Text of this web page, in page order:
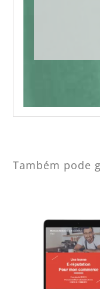
Também pode